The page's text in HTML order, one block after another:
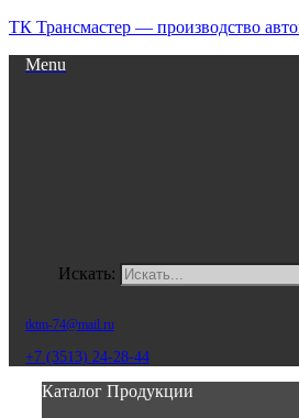
ТК Трансмастер — производство
Menu
Искать:
tktm-74@mail.ru
+7 (3513) 24-28-44
Каталог Продукции